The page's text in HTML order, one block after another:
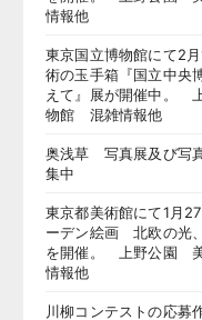
情報他
東京国立博物館にて2
術の玉手箱『国立中央
えて』展が開催中。
物館 混雑情報他
奥浅草 写真展及び写
集中
東京都美術館にて1月
ーデン絵画 北欧の光
を開催。 上野公園
情報他
川柳コンテストの応募